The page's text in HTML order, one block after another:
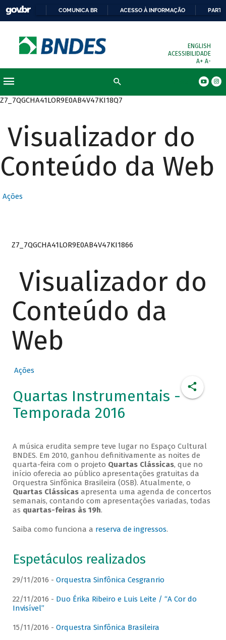
COMUNICA BR ACESSO À INFORMAÇÃO
ENGLISH
ACESSIBILIDADE
A+ A-
Z7_7QGCHA41LOR9E0AB4V47KI18Q7
Visualizador do
Conteúdo da Web
Ações
Z7_7QGCHA41LOR9E0AB4V47KI1866
Visualizador do
Conteúdo da
Web
Ações
Quartas Instrumentais -
Temporada 2016
A música erudita sempre teve lugar no Espaço Cultural
BNDES. Em 2010, ganhou definitivamente as noites de
quarta-feira com o projeto Quartas Clássicas, que no
início oferecia ao público apresentações gratuitas da
Orquestra Sinfônica Brasileira (OSB). Atualmente, o
Quartas Clássicasapresenta uma agenda de concertos
semanais, contando com apresentações variadas, todas
as quartas-feiras às 19h.
Saiba como funciona a reserva de ingressos.
Espetáculos realizados
29/11/2016 - Orquestra Sinfônica Cesgranrio
22/11/2016 - Duo Érika Ribeiro e Luis Leite / “A Cor do
Invisível”
15/11/2016 - Orquestra Sinfônica Brasileira